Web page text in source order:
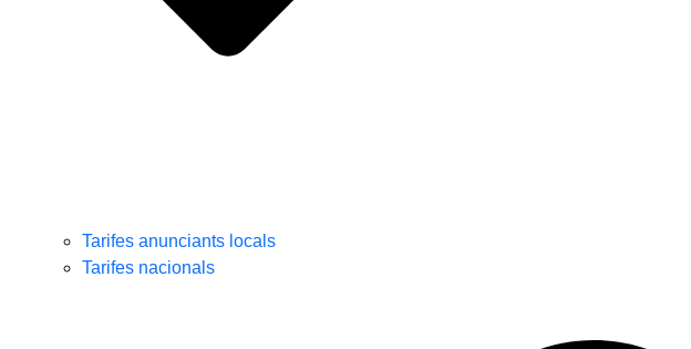
Tarifes anunciants locals
Tarifes nacionals